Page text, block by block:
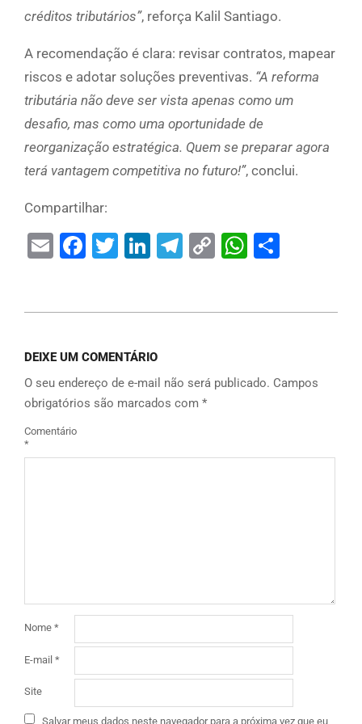
créditos tributários”, reforça Kalil Santiago.
A recomendação é clara: revisar contratos, mapear
riscos e adotar soluções preventivas. “A reforma
tributária não deve ser vista apenas como um
desafio, mas como uma oportunidade de
reorganização estratégica. Quem se preparar agora
terá vantagem competitiva no futuro!”, conclui.
Compartilhar:
EmailFacebook
Twitter
LinkedIn
Telegram
Copy
DEIXE UM COMENTÁRIO
O seu endereço de e-mail não será publicado. Campos
obrigatórios são marcados com *
Comentário
*
Nome *
E-mail *
Site
Salvar meus dados neste navegador para a próxima vez que eu